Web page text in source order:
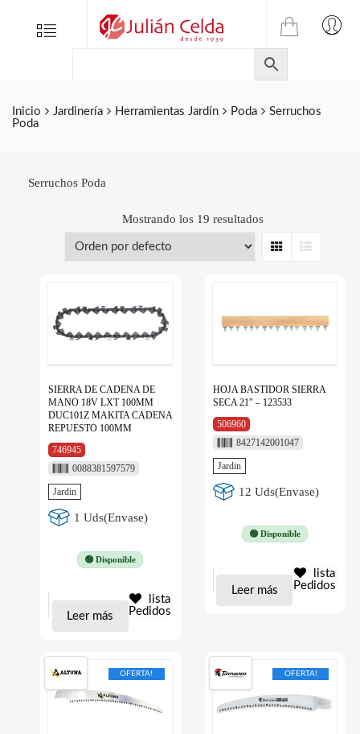
Menu
TIENDA
ONLINE
DE
JULIAN
CELDA
Inicio Jardinería Herramientas Jardín Poda
Serruchos
Poda
Serruchos Poda
Mostrando los 19 resultados
Grid List
SIERRA DE CADENA DE
MANO 18V LXT 100MM
DUC101Z MAKITA CADENA
REPUESTO 100MM
746945
0088381597579
Jardin
1 Uds(Envase)
🟢 Disponible
Leer más
lista
Pedidos
HOJA BASTIDOR SIERRA
SECA 21″ – 123533
506960
8427142001047
Jardin
12 Uds(Envase)
🟢 Disponible
Leer más
lista
Pedidos
OFERTA! OFERTA!
Folletos
Contacto